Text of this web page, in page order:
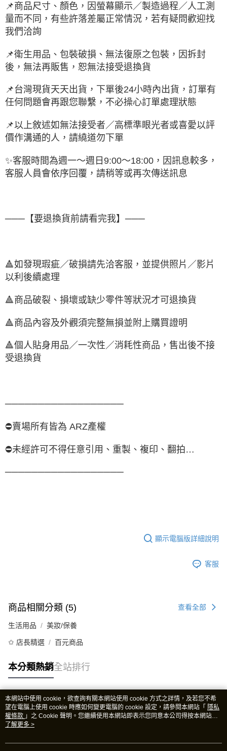
📌商品尺寸、顏色，因螢幕顯示／製造過程／人工測
量而不同，有些許落差屬正常情況，若有疑問歡迎找
我們洽詢
📌衛生用品、包裝破損、無法復原之包裝，因拆封
後，無法再販售，恕無法接受退換貨
📌台灣現貨天天出貨，下單後24小時內出貨，訂單有
任何問題會再跟您聯繫，不必操心訂單處理狀態
📌以上敘述如無法接受者／高標準眼光者或喜愛以評
價作溝通的人，請繞道勿下單
✨客服時間為週一～週日9:00～18:00，因訊息較多，
客服人員會依序回覆，請稍等或再次傳送訊息
───【要退換貨前請看完我】───
🔺如發現瑕疵／破損請先洽客服，並提供照片／影片
以利後續處理
🔺商品破裂、損壞或缺少零件等狀況才可退換貨
🔺商品內容及外觀須完整無損並附上購買證明
🔺個人貼身用品／一次性／消耗性商品，售出後不接
受退換貨
──────────────────
⛔️賣場所有皆為 ARZ產權
⛔️未經許可不得任意引用、重製、複印、翻拍…
──────────────────
顯示電腦版詳細說明
客服
商品相關分類 (5) 查看全部
生活用品 美妝/保養
✩ 店長精選 百元商品
本分類熱銷全站排行
熱門標籤
本網站中使用 cookie，欲查詢有關本網站使用 cookie 方式之詳情，及若您不希
望在電腦上使用 cookie 時應如何變更電腦的 cookie 設定，請參閱本網站「 隱私
權條款 」之 Cookie 聲明。您繼續使用本網站即表示您同意本公司得按本網站使
用條款之 Cookie 聲明使用 cookie。
了解更多 >